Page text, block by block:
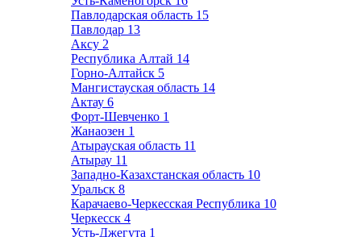
Павлодарская область 15
Павлодар 13
Аксу 2
Республика Алтай 14
Горно-Алтайск 5
Мангистауская область 14
Актау 6
Форт-Шевченко 1
Жанаозен 1
Атырауская область 11
Атырау 11
Западно-Казахстанская область 10
Уральск 8
Карачаево-Черкесская Республика 10
Черкесск 4
Усть-Джегута 1